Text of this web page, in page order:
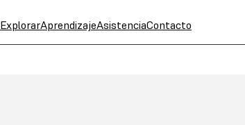
ExplorarAprendizajeAsistenciaContacto